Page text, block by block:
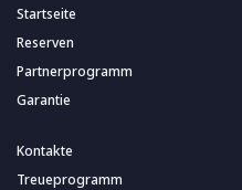
Startseite
Reserven
Partnerprogramm
Garantie
Kontakte
Treueprogramm